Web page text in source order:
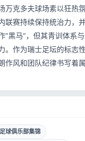
万克多夫球场素以狂热
联赛持续保持统治力，
“黑马”，但其青训体系
。作为瑞士足坛的标志
作风和团队纪律书写着
球俱乐部集锦